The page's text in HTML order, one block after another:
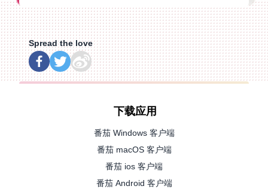
Spread the love
下载应用
番茄 Windows 客户端
番茄 macOS 客户端
番茄 ios 客户端
番茄 Android 客户端